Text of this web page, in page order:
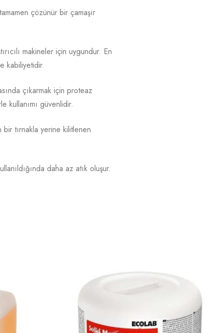
çözünür bir çamaşır
makineler için uygundur. En
kabiliyetidir.
çıkarmak için proteaz
kullanımı güvenlidir.
bir tırnakla yerine kilitlenen
daha az atık oluşur.